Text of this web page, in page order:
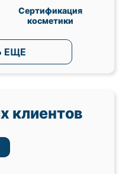
Сертификация
косметики
ЕЩЕ
клиентов